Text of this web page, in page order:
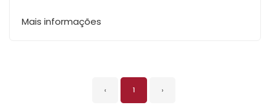
Mais informações
‹ 1 ›